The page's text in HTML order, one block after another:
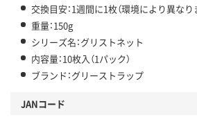
交換目安：1週間に1枚（環境により異なり
重量：150g
シリーズ名：グリストネット
内容量：10枚入（1パック）
ブランド：グリーストラップ
JANコード